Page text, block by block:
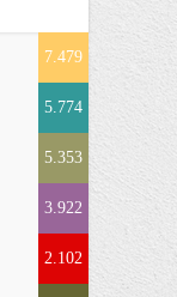
7.479
5.774
5.353
3.922
2.102